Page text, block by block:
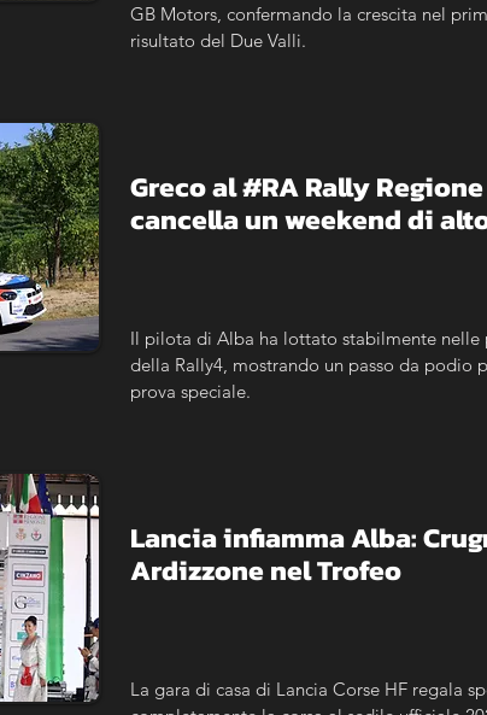
GB Motors, confermando la crescita nel
risultato del Due Valli.
Greco al #RA Rally
cancella un weekend di
Il pilota di Alba ha lottato stabilmente nelle
della Rally4, mostrando un passo da podio
prova speciale.
Lancia infiamma Alba:
Ardizzone nel Trofeo
La gara di casa di Lancia Corse HF regala